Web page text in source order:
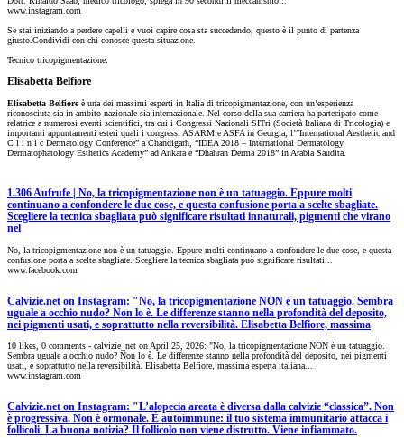
www.instagram.com
Se stai iniziando a perdere capelli e vuoi capire cosa sta succedendo, questo è il punto di partenza
giusto.Condividi con chi conosce questa situazione.
Tecnico tricopigmentazione:
Elisabetta Belfiore​
Elisabetta Belfioreè una dei massimi esperti in Italia di tricopigmentazione, con un’esperienza
riconosciuta sia in ambito nazionale sia internazionale. Nel corso della sua carriera ha partecipato come
relatrice a numerosi eventi scientifici, tra cui i Congressi Nazionali SITri (Società Italiana di Tricologia) e
importanti appuntamenti esteri quali i congressi ASARM e ASFA in Georgia, l’“International Aesthetic and
C l i n i c Dermatology Conference” a Chandigarh, “IDEA 2018 – International Dermatology
Dermatophatology Esthetics Academy” ad Ankara e “Dhahran Derma 2018” in Arabia Saudita.
1.306 Aufrufe | No, la tricopigmentazione non è un tatuaggio. Eppure molti
continuano a confondere le due cose, e questa confusione porta a scelte sbagliate.
Scegliere la tecnica sbagliata può significare risultati innaturali, pigmenti che virano
nel
No, la tricopigmentazione non è un tatuaggio. Eppure molti continuano a confondere le due cose, e questa
confusione porta a scelte sbagliate. Scegliere la tecnica sbagliata può significare risultati...
www.facebook.com
Calvizie.net on Instagram: "No, la tricopigmentazione NON è un tatuaggio. Sembra
uguale a occhio nudo? Non lo è. Le differenze stanno nella profondità del deposito,
nei pigmenti usati, e soprattutto nella reversibilità. Elisabetta Belfiore, massima
10 likes, 0 comments - calvizie_net on April 25, 2026: "No, la tricopigmentazione NON è un tatuaggio.
Sembra uguale a occhio nudo? Non lo è. Le differenze stanno nella profondità del deposito, nei pigmenti
usati, e soprattutto nella reversibilità. Elisabetta Belfiore, massima esperta italiana...
www.instagram.com
Calvizie.net on Instagram: "L’alopecia areata è diversa dalla calvizie “classica”. Non
è progressiva. Non è ormonale. È autoimmune: il tuo sistema immunitario attacca i
follicoli. La buona notizia? Il follicolo non viene distrutto. Viene infiammato.